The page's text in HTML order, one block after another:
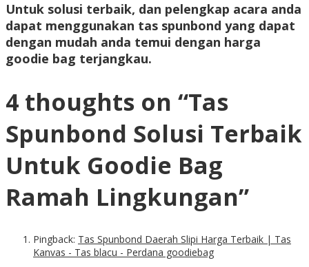
Untuk solusi terbaik, dan pelengkap acara anda
dapat menggunakan tas spunbond yang dapat
dengan mudah anda temui dengan harga
goodie bag terjangkau.
4 thoughts on “Tas
Spunbond Solusi Terbaik
Untuk Goodie Bag
Ramah Lingkungan”
Pingback: Tas Spunbond Daerah Slipi Harga Terbaik | Tas
Kanvas - Tas blacu - Perdana goodiebag